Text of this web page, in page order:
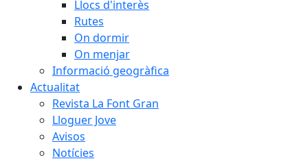
Llocs d'interès
Rutes
On dormir
On menjar
Informació geogràfica
Actualitat
Revista La Font Gran
Lloguer Jove
Avisos
Notícies